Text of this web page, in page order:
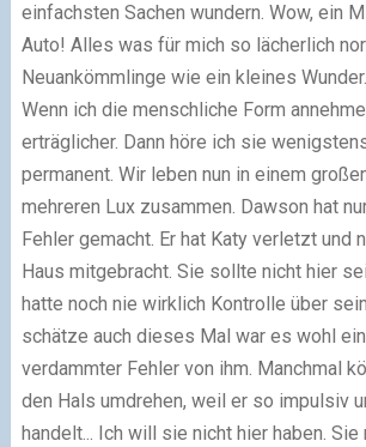
einfachsten Sachen wundern. Wow, ein
Auto! Alles was für mich so lächerlich
Neuankömmlinge wie ein kleines Wunder.
Wenn ich die menschliche Form
erträglicher. Dann höre ich sie
permanent. Wir leben nun in einem
mehreren Lux zusammen. Dawson hat
Fehler gemacht. Er hat Katy verletzt und
Haus mitgebracht. Sie sollte nicht hier
hatte noch nie wirklich Kontrolle über
schätze auch dieses Mal war es wohl
verdammter Fehler von ihm. Manchmal
den Hals umdrehen, weil er so impulsiv
handelt... Ich will sie nicht hier haben.